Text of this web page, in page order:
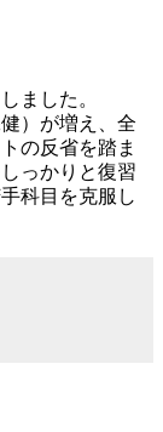
ました。
）が増え、全
の反省を踏ま
っかりと復習
科目を克服し